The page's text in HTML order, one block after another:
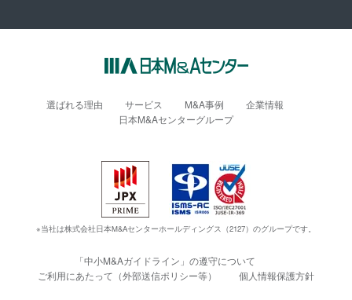
選ばれる理由 サービス M&A事例
企業情報
日本M&Aセンターグループ
※当社は株式会社日本M&Aセンターホールディングス（2127）のグループです。
「中小M&Aガイドライン」の遵守について
ご利用にあたって（外部送信ポリシー等）
個人情報保護方針